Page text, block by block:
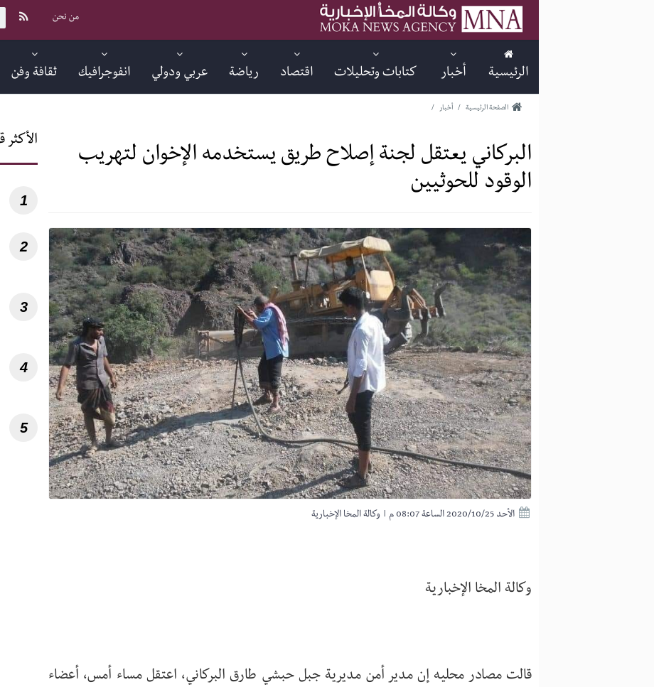
من نحن
الرئيسية أخبار كتابات وتحليلات اقتصاد رياضة عربي ودولي انفوجرافيك ثقافة وفن
الصفحة الرئيسية / أخبار /
البركاني يعتقل لجنة إصلاح طريق يستخدمه الإخوان لتهريب
الوقود للحوثيين
الأحد 2020/10/25 الساعة 08:07 م | وكالة المخا الإخبارية
وكالة المخا الإخبارية
قالت مصادر محليه إن مدير أمن مديرية جبل حبشي طارق البركاني، اعتقل مساء أمس، أعضاء
الأكثر
1
2
3
4
5